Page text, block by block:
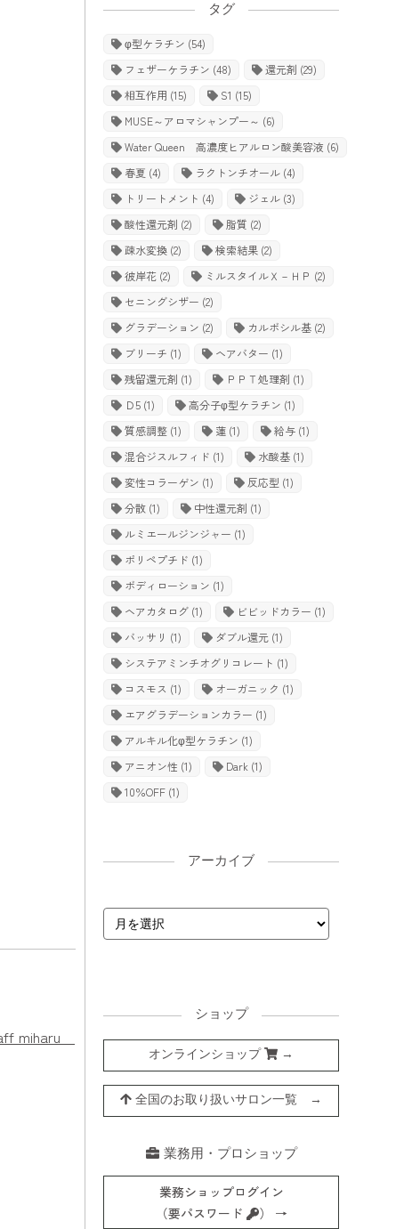
miharu
タグ
φ型ケラチン (54)
フェザーケラチン (48) 還元剤 (29)
相互作用 (15) S1 (15)
MUSE～アロマシャンプー～ (6)
Water Queen 高濃度ヒアルロン酸美容液 (6)
春夏 (4) ラクトンチオール (4)
トリートメント (4) ジェル (3)
酸性還元剤 (2) 脂質 (2)
疎水変換 (2) 検索結果 (2)
彼岸花 (2) ミルスタイルＸ－ＨＰ (2)
セニングシザー (2)
グラデーション (2) カルボシル基 (2)
ブリーチ (1) ヘアバター (1)
残留還元剤 (1) ＰＰＴ処理剤 (1)
Ｄ5 (1) 高分子φ型ケラチン (1)
質感調整 (1) 蓮 (1) 給与 (1)
混合ジスルフィド (1) 水酸基 (1)
変性コラーゲン (1) 反応型 (1)
分散 (1) 中性還元剤 (1)
ルミエールジンジャー (1)
ポリペプチド (1)
ボディローション (1)
ヘアカタログ (1) ビビッドカラー (1)
バッサリ (1) ダブル還元 (1)
システアミンチオグリコレート (1)
コスモス (1) オーガニック (1)
エアグラデーションカラー (1)
アルキル化φ型ケラチン (1)
アニオン性 (1) Dark (1)
10％OFF (1)
アーカイブ
ショップ
オンラインショップ →
全国のお取り扱いサロン一覧 →
業務用・プロショップ
業務ショップログイン
（要パスワード
） →